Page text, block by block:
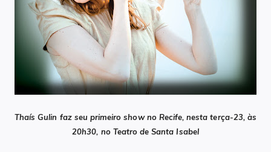
Thaís Gulin faz seu primeiro show no Recife, nesta terça-23, às
20h30, no Teatro de Santa Isabel